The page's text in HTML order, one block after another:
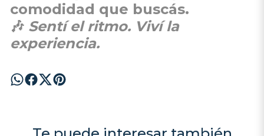
comodidad que buscás.
🎶 Sentí el ritmo. Viví la
experiencia.